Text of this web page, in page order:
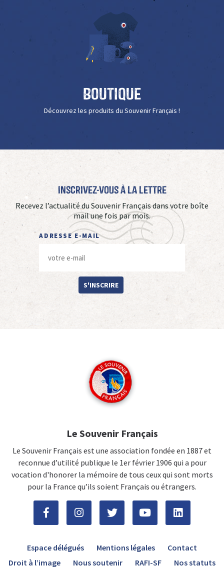
Boutique
Découvrez les produits du Souvenir Français !
Inscrivez-vous à La Lettre
Recevez l’actualité du Souvenir Français dans votre boîte
mail une fois par mois.
ADRESSE E-MAIL
S'INSCRIRE
Le Souvenir Français
Le Souvenir Français est une association fondée en 1887 et
reconnue d’utilité publique le 1er février 1906 qui a pour
vocation d'honorer la mémoire de tous ceux qui sont morts
pour la France qu’ils soient Français ou étrangers.
Espace délégués Mentions légales
Contact
Droit à l’image
Nous soutenir RAFI-SF Nos statuts